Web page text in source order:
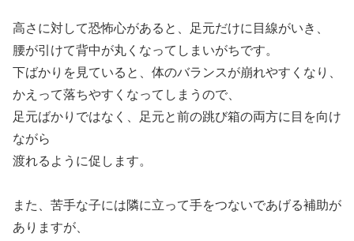
高さに対して恐怖心があると、足元だけに目線がいき、
腰が引けて背中が丸くなってしまいがちです。
下ばかりを見ていると、体のバランスが崩れやすくなり、
かえって落ちやすくなってしまうので、
足元ばかりではなく、足元と前の跳び箱の両方に目を向け
ながら
渡れるように促します。
また、苦手な子には隣に立って手をつないであげる補助が
ありますが、